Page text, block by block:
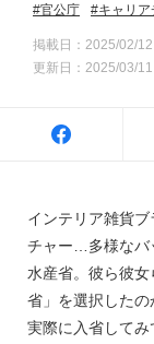
官公庁 キャリ
掲載日：2025/02/12
更新日：2025/03/11
インテリア雑貨
チャー…多様なバ
水産省。彼ら彼
省」を選択した
実際に入省して